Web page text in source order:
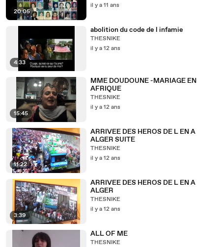
20:05
il y a 11 ans
4:33
abolition du code de l infamie
THESNIKE
il y a 12 ans
15:45
MME DOUDOUNE -MARIAGE EN
AFRIQUE
THESNIKE
il y a 12 ans
11:22
ARRIVEE DES HEROS DE L EN A
ALGER SUITE
THESNIKE
il y a 12 ans
3:39
ARRIVEE DES HEROS DE L EN A
ALGER
THESNIKE
il y a 12 ans
ALL OF ME
THESNIKE